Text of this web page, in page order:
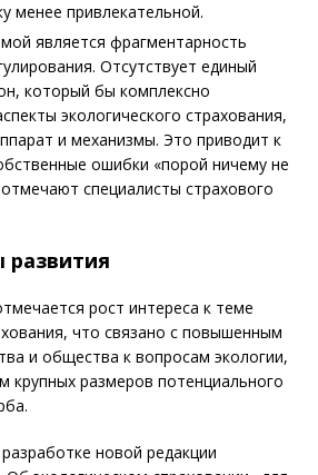
менее привлекательной.
является фрагментарность
Отсутствует единый
который бы комплексно
экологического страхования,
и механизмы. Это приводит к
ошибки «порой ничему не
специалисты страхового
развития
рост интереса к теме
что связано с повышенным
и общества к вопросам экологии,
крупных размеров потенциального
новой редакции